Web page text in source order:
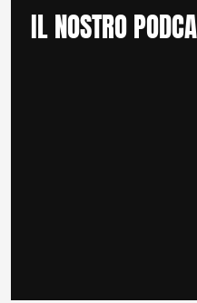
IL NOSTRO